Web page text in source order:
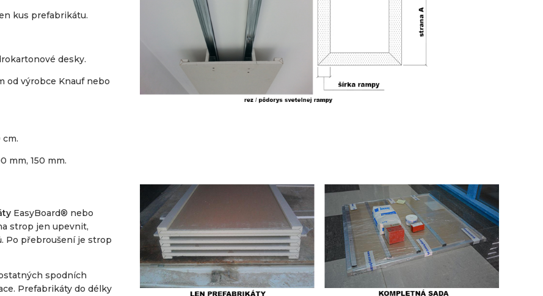
kus prefabrikátu.
desky.
od výrobce Knauf nebo
mm, 150 mm.
EasyBoard® nebo
strop jen upevnit,
Po přebroušení je strop
spodních
Prefabrikáty do délky